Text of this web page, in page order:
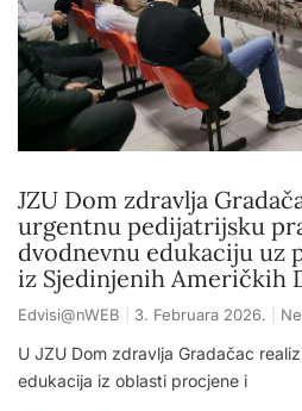
JZU Dom zdravlja
urgentnu pedijatrijsku
dvodnevnu edukaciju uz
iz Sjedinjenih Američkih
Edvisi@nWEB 3. Februara 2026.
U JZU Dom zdravlja Gradačac
edukacija iz oblasti procjene i